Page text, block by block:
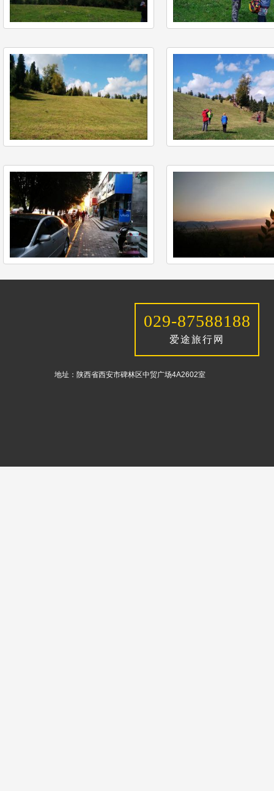
029-87588188
爱途旅行网
地址：陕西省西安市碑林区中贸广场4A2602室